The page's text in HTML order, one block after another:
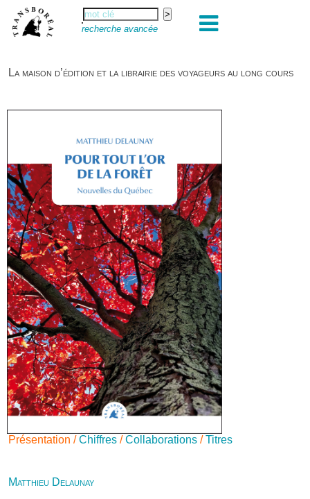
recherche avancée
La maison d’édition et la librairie des voyageurs au long cours
Présentation /Chiffres /Collaborations /Titres
Matthieu Delaunay